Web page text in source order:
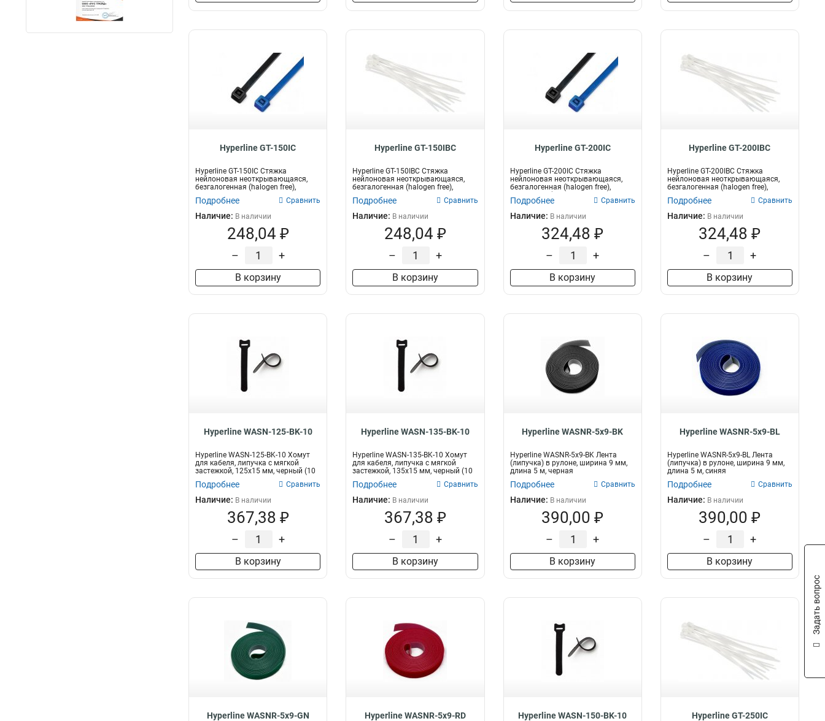
Hyperline GT-150IC
Hyperline GT-150IC Стяжка
нейлоновая неоткрывающаяся,
безгалогенная (halogen free),
150x3.6мм,...
Подробнее Сравнить
Наличие: В наличии
248,04 ₽
– +
В корзину
Hyperline GT-150IBC
Hyperline GT-150IBC Стяжка
нейлоновая неоткрывающаяся,
безгалогенная (halogen free),
150x3.6мм,...
Подробнее Сравнить
Наличие: В наличии
248,04 ₽
– +
В корзину
Hyperline GT-200IC
Hyperline GT-200IC Стяжка
нейлоновая неоткрывающаяся,
безгалогенная (halogen free),
200x3.6мм (...
Подробнее Сравнить
Наличие: В наличии
324,48 ₽
– +
В корзину
Hyperline GT-200IBC
Hyperline GT-200IBC Стяжка
нейлоновая неоткрывающаяся,
безгалогенная (halogen free),
200x3.6мм,...
Подробнее Сравнить
Наличие: В наличии
324,48 ₽
– +
В корзину
Hyperline WASN-125-BK-10
Hyperline WASN-125-BK-10 Хомут
для кабеля, липучка с мягкой
застежкой, 125x15 мм, черный (10
Подробнее Сравнить
Наличие: В наличии
367,38 ₽
– +
В корзину
Hyperline WASN-135-BK-10
Hyperline WASN-135-BK-10 Хомут
для кабеля, липучка с мягкой
застежкой, 135x15 мм, черный (10
Подробнее Сравнить
Наличие: В наличии
367,38 ₽
– +
В корзину
Hyperline WASNR-5x9-BK
Hyperline WASNR-5x9-BK Лента
(липучка) в рулоне, ширина 9 мм,
длина 5 м, черная
Подробнее Сравнить
Наличие: В наличии
390,00 ₽
– +
В корзину
Hyperline WASNR-5x9-BL
Hyperline WASNR-5x9-BL Лента
(липучка) в рулоне, ширина 9 мм,
длина 5 м, синяя
Подробнее Сравнить
Наличие: В наличии
390,00 ₽
– +
В корзину
Hyperline WASNR-5x9-GN Hyperline WASNR-5x9-RD Hyperline WASN-150-BK-10 Hyperline GT-250IC
Задать вопрос